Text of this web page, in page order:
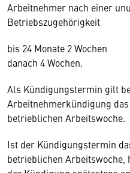
Arbeitnehmer nach einer
Betriebszugehörigkeit
bis 24 Monate 2 Wochen
danach 4 Wochen.
Als Kündigungstermin gilt
Arbeitnehmerkündigung
betrieblichen Arbeitswoche.
Ist der Kündigungstermin
betrieblichen Arbeitswoche,